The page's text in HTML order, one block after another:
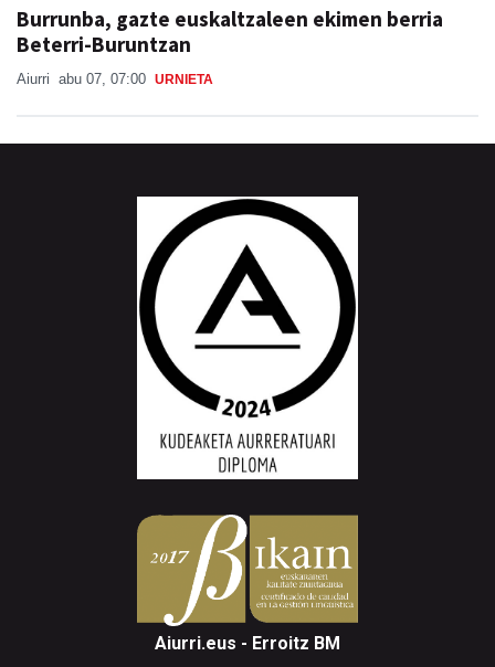
Burrunba, gazte euskaltzaleen ekimen berria
Beterri-Buruntzan
Aiurri abu 07, 07:00 URNIETA
Aiurri.eus - Erroitz BM